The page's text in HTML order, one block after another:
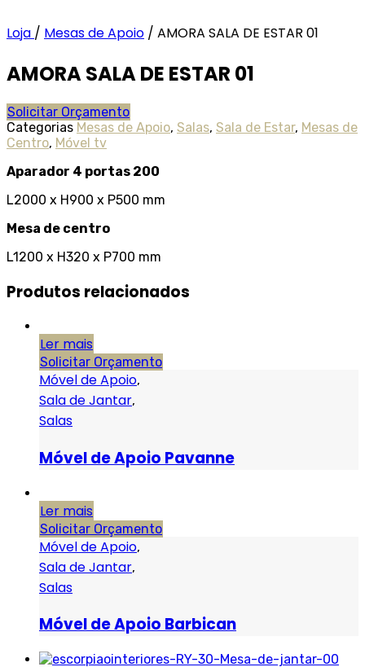
Loja / Mesas de Apoio / AMORA SALA DE ESTAR 01
AMORA SALA DE ESTAR 01
Solicitar Orçamento
Categorias Mesas de Apoio, Salas, Sala de Estar, Mesas de
Centro, Móvel tv
Aparador 4 portas 200
L2000 x H900 x P500 mm
Mesa de centro
L1200 x H320 x P700 mm
Produtos relacionados
Ler mais
Solicitar Orçamento
Móvel de Apoio,
Sala de Jantar,
Salas
Móvel de Apoio Pavanne
Ler mais
Solicitar Orçamento
Móvel de Apoio,
Sala de Jantar,
Salas
Móvel de Apoio Barbican